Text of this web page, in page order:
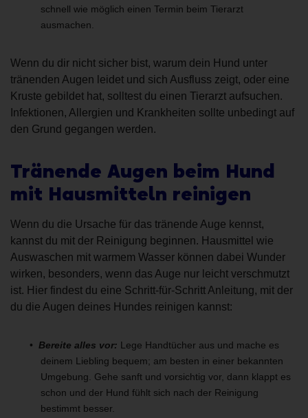
schnell wie möglich einen Termin beim Tierarzt
ausmachen.
Wenn du dir nicht sicher bist, warum dein Hund unter
tränenden Augen leidet und sich Ausfluss zeigt, oder eine
Kruste gebildet hat, solltest du einen Tierarzt aufsuchen.
Infektionen, Allergien und Krankheiten sollte unbedingt auf
den Grund gegangen werden.
Tränende Augen beim Hund
mit Hausmitteln reinigen
Wenn du die Ursache für das tränende Auge kennst,
kannst du mit der Reinigung beginnen. Hausmittel wie
Auswaschen mit warmem Wasser können dabei Wunder
wirken, besonders, wenn das Auge nur leicht verschmutzt
ist. Hier findest du eine Schritt-für-Schritt Anleitung, mit der
du die Augen deines Hundes reinigen kannst:
Bereite alles vor: Lege Handtücher aus und mache es
deinem Liebling bequem; am besten in einer bekannten
Umgebung. Gehe sanft und vorsichtig vor, dann klappt es
schon und der Hund fühlt sich nach der Reinigung
bestimmt besser.